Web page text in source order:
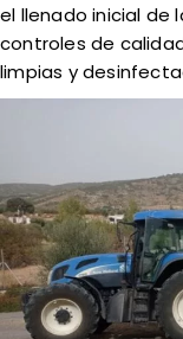
el llenado inicial de
controles de
limpias y